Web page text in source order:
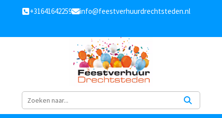
+31641642259 info@feestverhuurdrechtsteden.nl